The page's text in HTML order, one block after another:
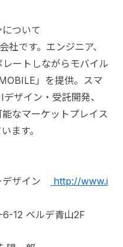
ついて
です。エンジニア、
ートしながらモバイル
」を提供。スマ
ザイン・受託開発、
なマーケットプレイス
ます。
ザイン
http://www.i
12 ベルデ青山2F